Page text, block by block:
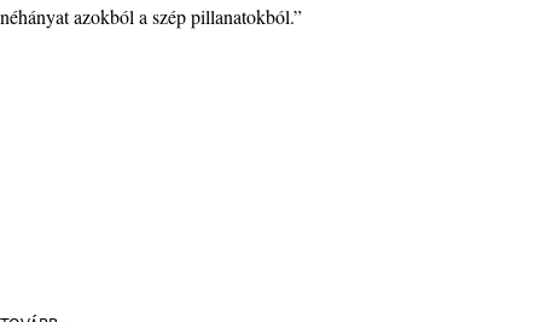
néhányat azokból a szép pillanatokból.”